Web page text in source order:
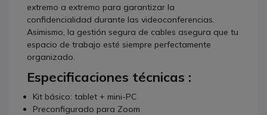
extremo a extremo para garantizar la
confidencialidad durante las videoconferencias.
Asimismo, la gestión segura de cables asegura que tu
espacio de trabajo esté siempre perfectamente
organizado.
Especificaciones técnicas :
Kit básico: tablet + mini-PC
Preconfigurado para Zoom